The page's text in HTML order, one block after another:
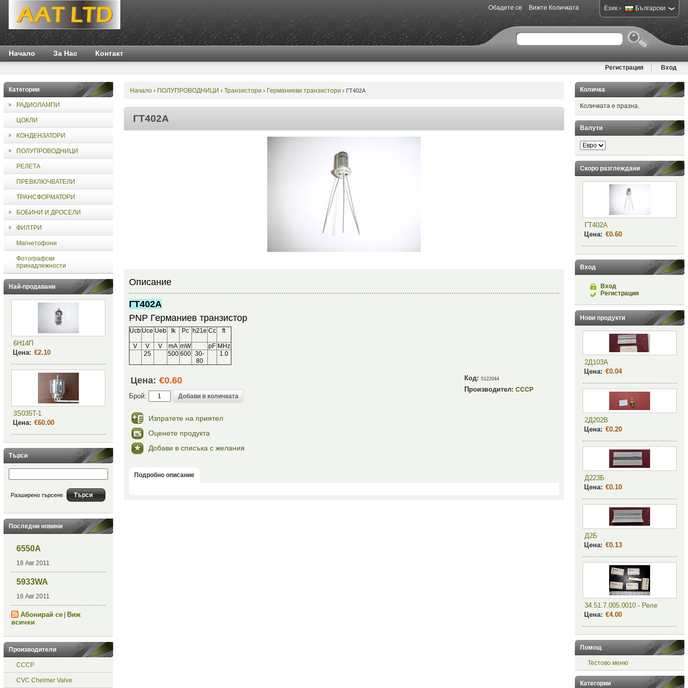
Език› Български
Обадете се Вижте Количката
Начало За Нас Контакт
Регистрация Вход
Категории
РАДИОЛАМПИ
ЦОКЛИ
КОНДЕНЗАТОРИ
ПОЛУПРОВОДНИЦИ
РЕЛЕТА
ПРЕВКЛЮЧВАТЕЛИ
ТРАНСФОРМАТОРИ
БОБИНИ И ДРОСЕЛИ
ФИЛТРИ
Магнетофони
Фотографски
принадлежности
Най-продавани
6Н14П
Цена: €2.10
3S035T-1
Цена: €60.00
Търси
Разширено търсене
Последни новини
6550A
18 Авг 2011
5933WA
18 Авг 2011
Абонирай се|
Виж
всички
Производители
СССР
CVC Chelmer Valve
Начало› ПОЛУПРОВОДНИЦИ › Транзистори › Германиеви транзистори › ГТ402А
ГТ402А
Описание
ГТ402А
PNP Германиев транзистор
Ucb Uce Ueb Ik Pc h21e Cc ft
V V V mA mW pF MHz
25
500 600 30-
80
1.0
Код: S122044
Производител: СССР
Цена: €0.60
Брой:
Изпратете на приятел
Оценете продукта
Добави в списъка с желания
Подробно описание
Количка
Количката е празна.
Валути
Скоро разглеждани
ГТ402А
Цена: €0.60
Вход
Вход
Регистрация
Нови продукти
2Д103А
Цена: €0.04
2Д202В
Цена: €0.20
Д223Б
Цена: €0.10
Д2Б
Цена: €0.13
34.51.7.005.0010 - Реле
Цена: €4.00
Помощ
Тестово меню
Категории